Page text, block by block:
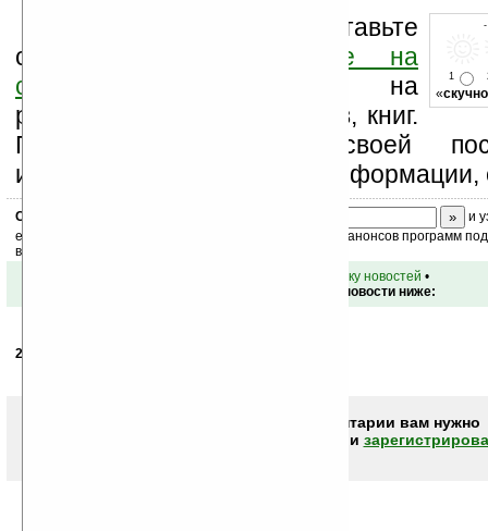
1
«скучно
Оцените новость и оставьте
свой комментарий
ниже на
странице
на
рассылку новостей, файлов, книг.
Поддержите Ладошки своей
изучением коммерческой
Скоро
и
ежедневный или еженедельный дайджест новостей, анонсов программ
ваш почтовый ящик.
вернуться к списку новостей •
Обсуждение этой новости ниже:
27.08.2006
Чтобы писать комментарии вам нужно
или